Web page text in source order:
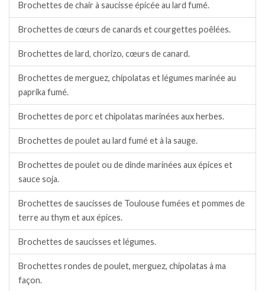
Brochettes de chair à saucisse épicée au lard fumé.
Brochettes de cœurs de canards et courgettes poêlées.
Brochettes de lard, chorizo, cœurs de canard.
Brochettes de merguez, chipolatas et légumes marinée au
paprika fumé.
Brochettes de porc et chipolatas marinées aux herbes.
Brochettes de poulet au lard fumé et à la sauge.
Brochettes de poulet ou de dinde marinées aux épices et
sauce soja.
Brochettes de saucisses de Toulouse fumées et pommes de
terre au thym et aux épices.
Brochettes de saucisses et légumes.
Brochettes rondes de poulet, merguez, chipolatas à ma
façon.